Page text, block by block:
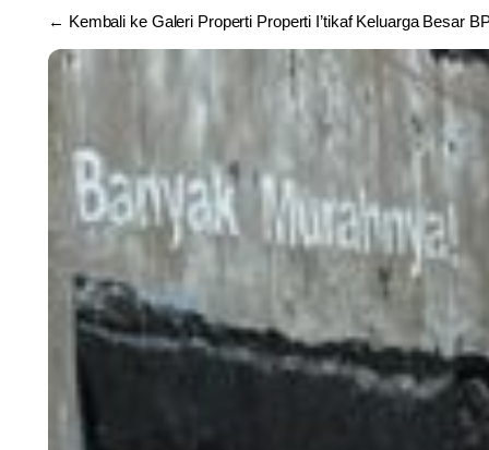
← Kembali ke Galeri Properti Properti I’tikaf Keluarga Besar